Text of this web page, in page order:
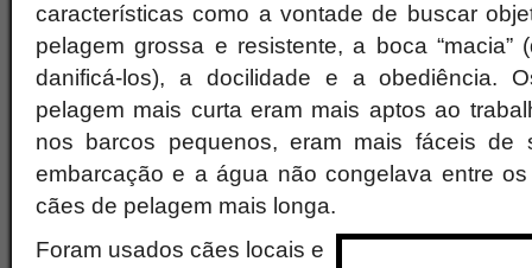
características como a vontade de buscar
pelagem grossa e resistente, a boca “macia”
danificá-los), a docilidade e a obediência.
pelagem mais curta eram mais aptos ao
nos barcos pequenos, eram mais fáceis de
embarcação e a água não congelava entre
cães de pelagem mais longa.
Foram usados cães locais e